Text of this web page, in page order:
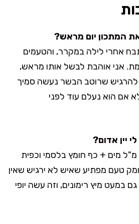
אחרי לילה במקרר, והטעמים
אני אוהבת לבשל אותו מראש,
שרוטב הבשר נעשה סמיך
אם הוא נעלם עוד לפני
אפשר להחליף ב-100 מ"ל מים + כף חומץ בלסמי וכפית
טעם מפתיע שאיש לא ירגיש שאין
במעט מיץ רימונים, וזה עשה יופי